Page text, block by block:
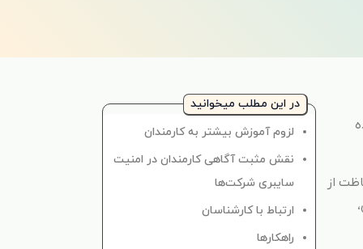
از
در این مطلب میخوانید
لزوم آموزش بیشتر به کارمندان
نقش مثبت آگاهی کارمندان در امنیت
سایبری شرکت‌ها
ارتباط با کارشناسان
راهکارها